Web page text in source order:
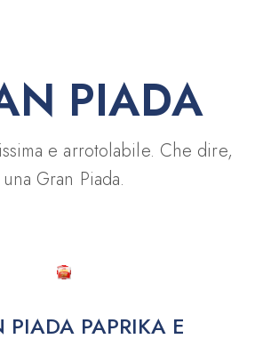
PIADA
e arrotolabile. Che dire,
una Gran Piada.
PIADA PAPRIKA E